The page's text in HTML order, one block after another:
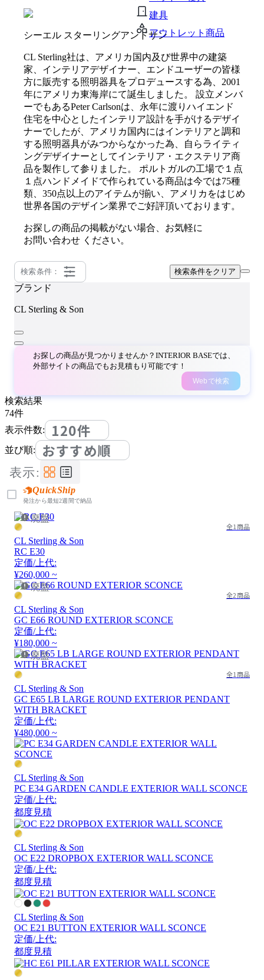
建具
アウトレット商品
シーエル スターリングアンドサン
CL Sterling社は、アメリカ国内及び世界中の建築
家、インテリアデザイナー、エンドユーザーの皆様
方に販売する照明器具をプロデュースする為、2001
年にアメリカ東海岸にて誕生しました。 設立メンバ
ーでもあるPeter Carlsonは、永年に渡りハイエンド
住宅を中心としたインテリア設計を手がけるデザイ
ナーでしたが、アメリカ国内にはインテリアと調和
する照明器具がみつからなかった為、自らライティ
ングデザイナーとしてインテリア・エクステリア商
品を製作して参りました。 ポルトガルの工場で１点
１点ハンドメイドで作られている商品は今では75種
類、350点以上のアイテムが揃い、アメリカをはじめ
世界各国のデザイン業界でご好評頂いております。
お探しの商品の掲載がない場合、お気軽に
お問い合わせ ください。
検索条件： 検索条件をクリア
ブランド
CL Sterling & Son
お探しの商品が見つかりませんか？INTERIOR BASEでは、
外部サイトの商品でもお見積もり可能です！
Webで検索
検索結果
74件
表示件数:
120件
並び順: おすすめ順
表示:
QuickShip
発注から最短2週間で納品
廃盤
全1商品
CL Sterling & Son
RC E30
定価/上代:
¥260,000 ~
廃盤
全2商品
CL Sterling & Son
GC E66 ROUND EXTERIOR SCONCE
定価/上代:
¥180,000 ~
廃盤
全1商品
CL Sterling & Son
GC E65 LB LARGE ROUND EXTERIOR PENDANT
WITH BRACKET
定価/上代:
¥480,000 ~
CL Sterling & Son
PC E34 GARDEN CANDLE EXTERIOR WALL SCONCE
定価/上代:
都度見積
CL Sterling & Son
OC E22 DROPBOX EXTERIOR WALL SCONCE
定価/上代:
都度見積
CL Sterling & Son
OC E21 BUTTON EXTERIOR WALL SCONCE
定価/上代:
都度見積